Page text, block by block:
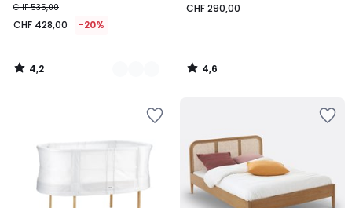
CHF 535,00
CHF 428,00 -20%
4,2
/
CHF 290,00
4,6
/